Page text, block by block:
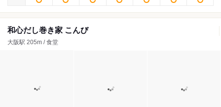
和心だし巻き家 こんび
大阪駅 205m / 食堂